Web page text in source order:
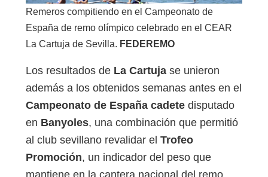
Remeros compitiendo en el Campeonato de
España de remo olímpico celebrado en el CEAR
La Cartuja de Sevilla. FEDEREMO
Los resultados de La Cartuja se unieron
además a los obtenidos semanas antes en el
Campeonato de España cadete disputado
en Banyoles, una combinación que permitió
al club sevillano revalidar el Trofeo
Promoción, un indicador del peso que